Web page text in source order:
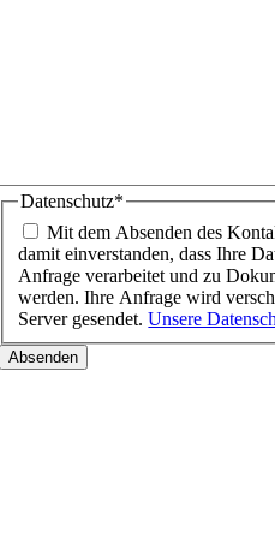
Datenschutz*
Mit dem Absenden des
damit einverstanden, dass Ihre
Anfrage verarbeitet und zu
werden. Ihre Anfrage wird
Server gesendet.Unsere